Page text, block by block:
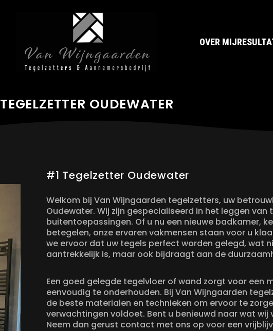
OVER MIJ
TEGELZETTER OUDEWATER
#1 Tegelzetter Oudewater
Welkom bij Van Wijngaarden tegelzetters, uw
Oudewater. Wij zijn gespecialiseerd in het leggen
buitentoepassingen. Of u nu een nieuwe badkamer,
betegelen, onze ervaren vakmensen staan voor u
we ervoor dat uw tegels perfect worden gelegd, wat
aantrekkelijk is, maar ook bijdraagt aan de
Een goed gelegde tegelvloer of wand zorgt voor een
eenvoudig te onderhouden. Bij Van Wijngaarden
de beste materialen en technieken om ervoor te
verwachtingen voldoet. Bent u benieuwd naar wat wij
Neem dan gerust contact met ons op voor een